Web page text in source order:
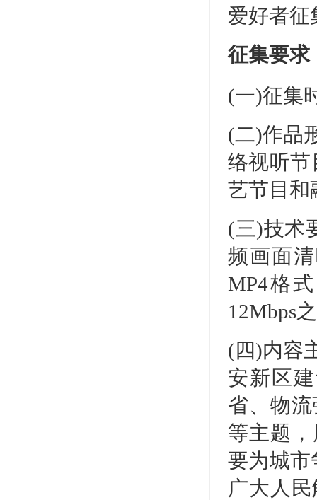
爱好者征
征集要求
(一)征集
(二)作品
络视听
艺节目和
(三)技术
频画面
MP4格
12Mbps
(四)内容
安新区
省、物
等主题
要为城市
广大人